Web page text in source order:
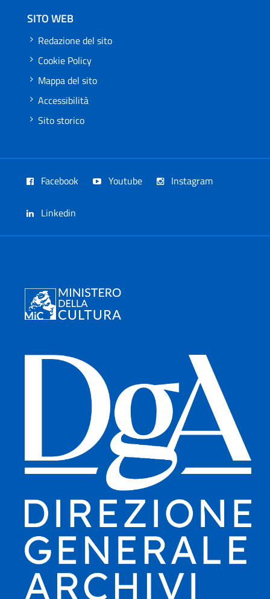
SITO WEB
Redazione del sito
Cookie Policy
Mappa del sito
Accessibilità
Sito storico
Facebook Youtube Instagram
Linkedin